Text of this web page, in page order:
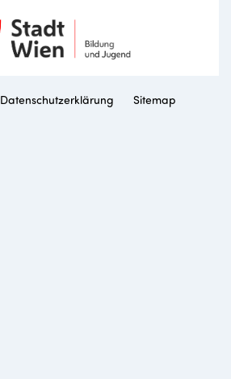
Datenschutzerklärung Sitemap